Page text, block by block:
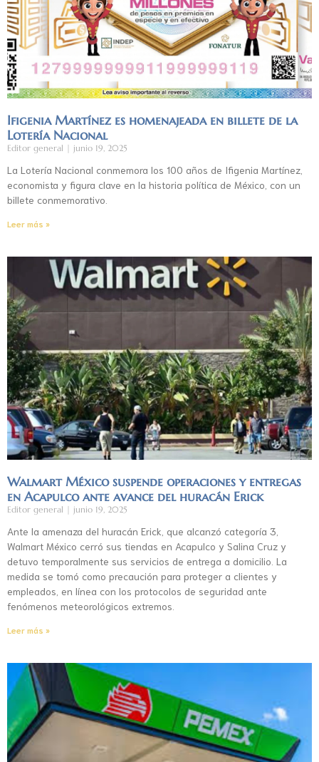
Ifigenia Martínez es homenajeada en billete de la
Lotería Nacional
Editor general junio 19, 2025
La Lotería Nacional conmemora los 100 años de Ifigenia Martínez,
economista y figura clave en la historia política de México, con un
billete conmemorativo.
Leer más »
Walmart México suspende operaciones y entregas
en Acapulco ante avance del huracán Erick
Editor general junio 19, 2025
Ante la amenaza del huracán Erick, que alcanzó categoría 3,
Walmart México cerró sus tiendas en Acapulco y Salina Cruz y
detuvo temporalmente sus servicios de entrega a domicilio. La
medida se tomó como precaución para proteger a clientes y
empleados, en línea con los protocolos de seguridad ante
fenómenos meteorológicos extremos.
Leer más »